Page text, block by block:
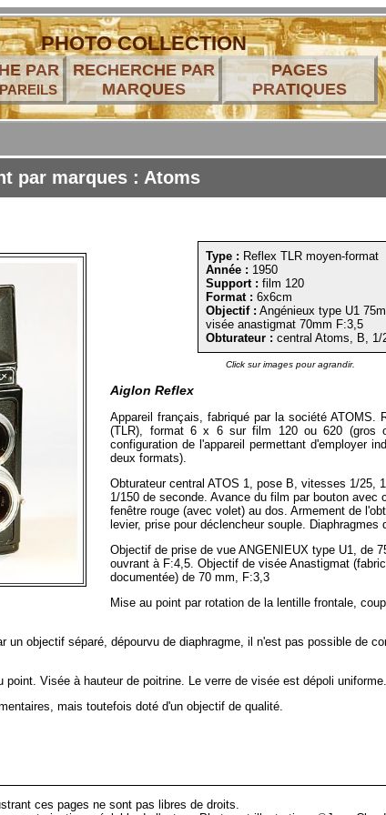
PHOTO COLLECTION
PAR
RECHERCHE PAR
MARQUES
PAGES
PRATIQUES
par marques : Atoms
Type : Reflex TLR moyen-format
Année : 1950
Support : film 120
Format : 6x6cm
Objectif : Angénieux type U1
visée anastigmat 70mm F:3,5
Obturateur : central Atoms, B, 1/
Click sur images pour agrandir.
Aiglon Reflex
Appareil français, fabriqué par la société ATOMS.
(TLR), format 6 x 6 sur film 120 ou 620 (gros
configuration de l'appareil permettant d'employer
deux formats).
Obturateur central ATOS 1, pose B, vitesses 1/25,
1/150 de seconde. Avance du film par bouton avec
fenêtre rouge (avec volet) au dos. Armement de
levier, prise pour déclencheur souple. Diaphragmes
Objectif de prise de vue ANGENIEUX type U1, de
ouvrant à F:4,5. Objectif de visée Anastigmat
documentée) de 70 mm, F:3,3
Mise au point par rotation de la lentille frontale,
objectif séparé, dépourvu de diaphragme, il n'est pas possible de
Visée à hauteur de poitrine. Le verre de visée est dépoli uniforme.
mais toutefois doté d'un objectif de qualité.
ces pages ne sont pas libres de droits.